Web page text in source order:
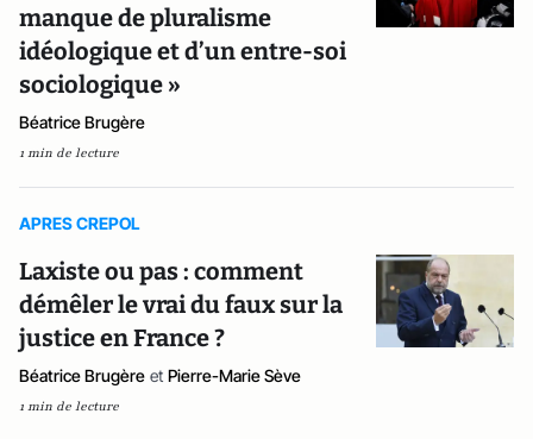
manque de pluralisme
idéologique et d’un entre-soi
sociologique »
Béatrice Brugère
1 min de lecture
APRES CREPOL
Laxiste ou pas : comment
démêler le vrai du faux sur la
justice en France ?
Béatrice Brugère et Pierre-Marie Sève
1 min de lecture